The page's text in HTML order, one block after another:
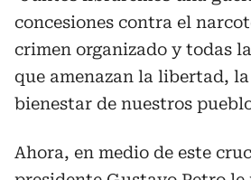
concesiones contra el
crimen organizado y todas
que amenazan la libertad,
bienestar de nuestros
Ahora, en medio de este